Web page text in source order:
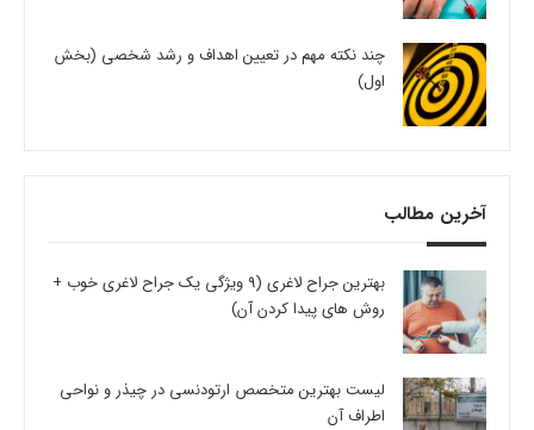
چند نکته مهم در تعیین اهداف و رشد شخصی (بخش
اول)
آخرین مطالب
بهترین جراح لاغری (9 ویژگی یک جراح لاغری خوب +
روش های پیدا کردن آن)
لیست بهترین متخصص ارتودنسی در چیذر و نواحی
اطراف آن